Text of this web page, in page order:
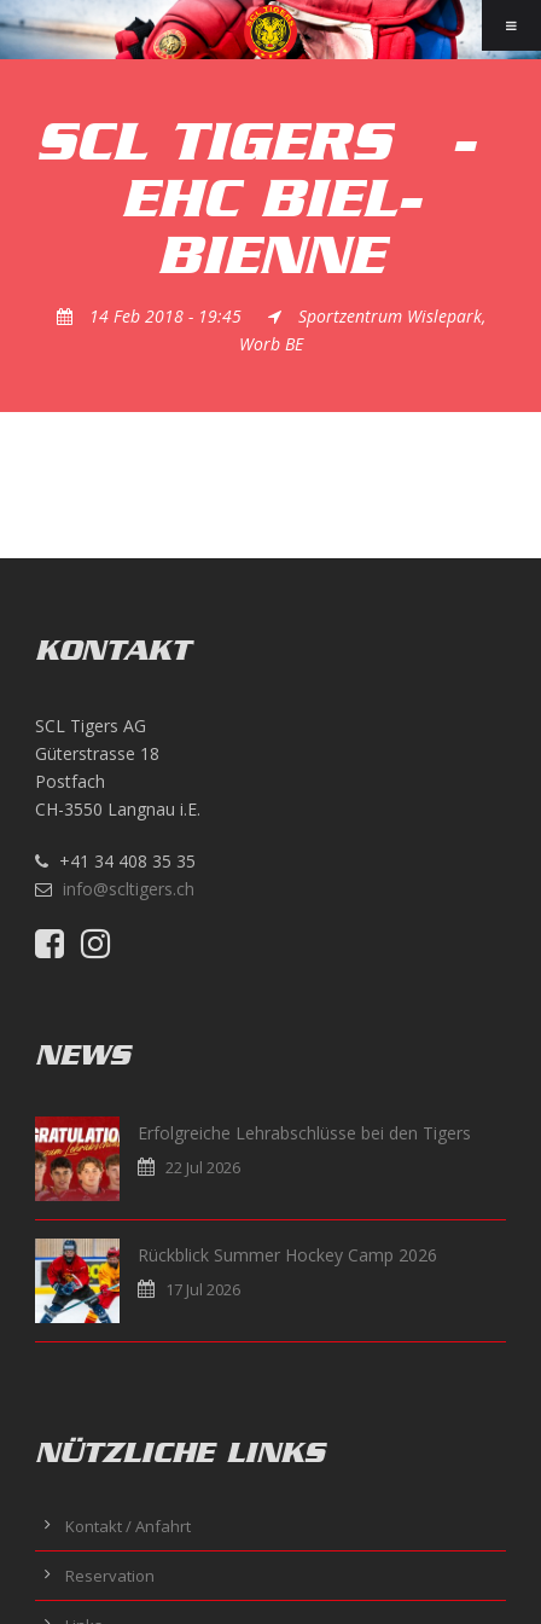
SCL TIGERS
-
EHC BIEL-
BIENNE
14 Feb 2018 - 19:45
Sportzentrum Wislepark,
Worb BE
KONTAKT
SCL Tigers AG
Güterstrasse 18
Postfach
CH-3550 Langnau i.E.
+41 34 408 35 35
info@scltigers.ch
NEWS
Erfolgreiche Lehrabschlüsse bei den Tigers
22 Jul 2026
Rückblick Summer Hockey Camp 2026
17 Jul 2026
NÜTZLICHE LINKS
Kontakt / Anfahrt
Reservation